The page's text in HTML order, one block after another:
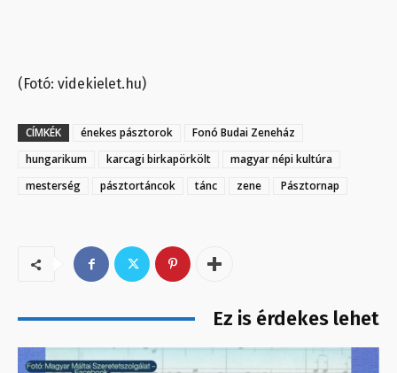
(Fotó: videkielet.hu)
CÍMKÉK énekes pásztorok
Fonó Budai Zeneház
hungarikum
karcagi birkapörkölt
magyar népi kultúra
mesterség
pásztortáncok tánc zene Pásztornap
Ez is érdekes lehet